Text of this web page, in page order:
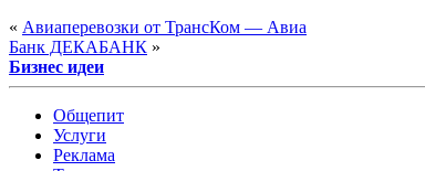
« Авиаперевозки от ТрансКом — Авиа
Банк ДЕКАБАНК »
Бизнес идеи
Общепит
Услуги
Реклама